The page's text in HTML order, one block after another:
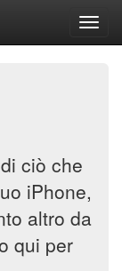
ciò che
iPhone,
altro da
qui per